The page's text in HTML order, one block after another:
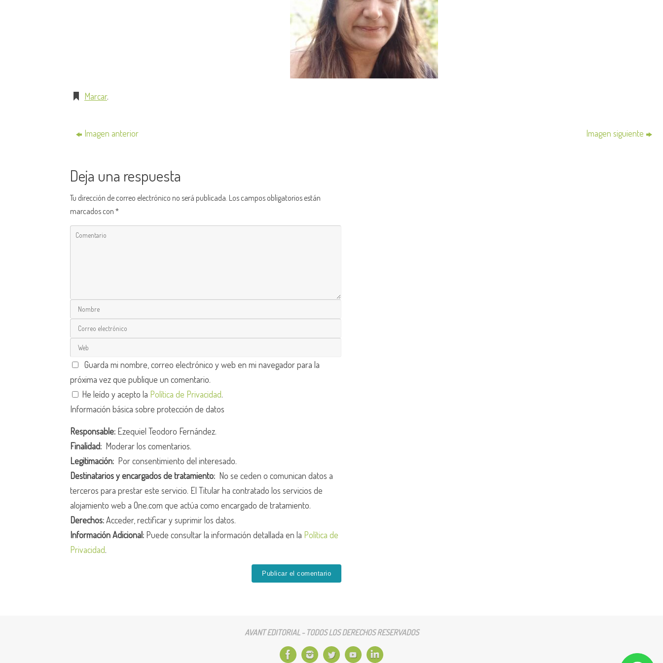
Marcar.
Imagen anterior Imagen siguiente
Deja una respuesta
Tu dirección de correo electrónico no será publicada. Los campos obligatorios están
marcados con*
Guarda mi nombre, correo electrónico y web en mi navegador para la
próxima vez que publique un comentario.
He leído y acepto la Política de Privacidad.
Información básica sobre protección de datos
Responsable: Ezequiel Teodoro Fernández.
Finalidad: Moderar los comentarios.
Legitimación: Por consentimiento del interesado.
Destinatarios y encargados de tratamiento: No se ceden o comunican datos a
terceros para prestar este servicio. El Titular ha contratado los servicios de
alojamiento web a One.com que actúa como encargado de tratamiento.
Derechos:Acceder, rectificar y suprimir los datos.
Información Adicional: Puede consultar la información detallada en la Política de
Privacidad.
AVANT EDITORIAL - TODOS LOS DERECHOS RESERVADOS